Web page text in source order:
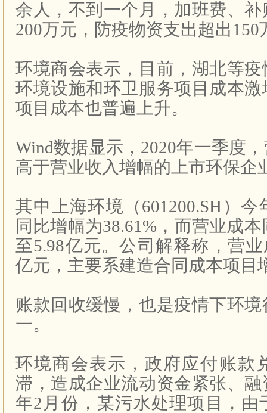
余人，不到一个月，加班费、
200万元，防疫物资支出超出150
环境商会表示，目前，湖北等
环境设施和环卫服务项目成本
项目成本也普遍上升。
Wind数据显示，2020年一季度
高于营业收入增幅的上市环保企
其中上海环境（601200.SH）
同比增幅为38.61%，而营业成
至5.98亿元。公司解释称，营
亿元，主要系建造合同成本项目
账款回收缓慢，也是疫情下环
一。
环境商会表示，政府应付账款
滞，造成企业流动资金紧张、
年2月份，某污水处理项目，由